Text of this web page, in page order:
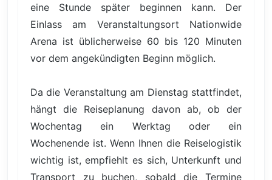
eine Stunde später beginnen kann. Der
Einlass am Veranstaltungsort Nationwide
Arena ist üblicherweise 60 bis 120 Minuten
vor dem angekündigten Beginn möglich.
Da die Veranstaltung am Dienstag stattfindet,
hängt die Reiseplanung davon ab, ob der
Wochentag ein Werktag oder ein
Wochenende ist. Wenn Ihnen die Reiselogistik
wichtig ist, empfiehlt es sich, Unterkunft und
Transport zu buchen, sobald die Termine